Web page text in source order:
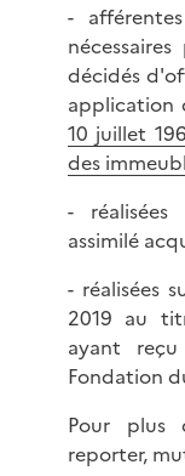
-
décidés
application
10 juillet
des
-
assimilé
- réalisées
2019 au
ayant
Fondation
Pour plus
reporter,